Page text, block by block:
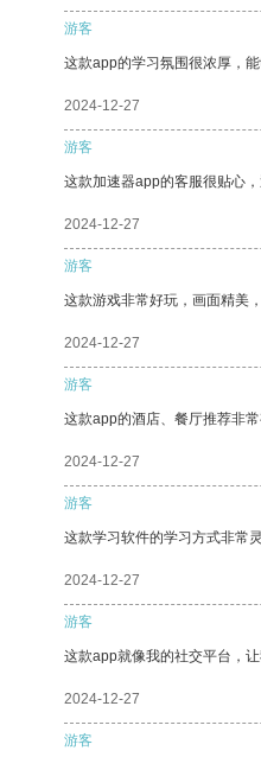
游客
这款app的学习氛围很浓厚，
2024-12-27
游客
这款加速器app的客服很贴心
2024-12-27
游客
这款游戏非常好玩，画面精美
2024-12-27
游客
这款app的酒店、餐厅推荐非
2024-12-27
游客
这款学习软件的学习方式非常
2024-12-27
游客
这款app就像我的社交平台，
2024-12-27
游客